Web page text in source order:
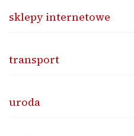
sklepy internetowe
transport
uroda